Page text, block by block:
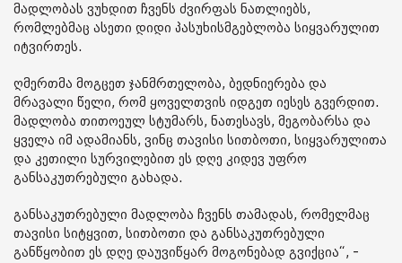
მადლობას ვუხდით ჩვენს ძვირფას ნათლიებს,
რომლებმაც ასეთი დიდი პასუხისმგებლობა სიყვარულით
იტვირთეს.
ღმერთმა მოგცეთ ჯანმრთელობა, ბედნიერება და
მრავალი წელი, რომ ყოველთვის იდგეთ იესეს გვერდით.
მადლობა თითოეულ სტუმარს, ნათესავს, მეგობარსა და
ყველა იმ ადამიანს, ვინც თავისი სითბოთი, სიყვარულითა
და კეთილი სურვილებით ეს დღე კიდევ უფრო
განსაკუთრებული გახადა.
განსაკუთრებული მადლობა ჩვენს თამადას, რომელმაც
თავისი სიტყვით, სითბოთი და განსაკუთრებული
განწყობით ეს დღე დაუვიწყარ მოგონებად გვიქცია“, -